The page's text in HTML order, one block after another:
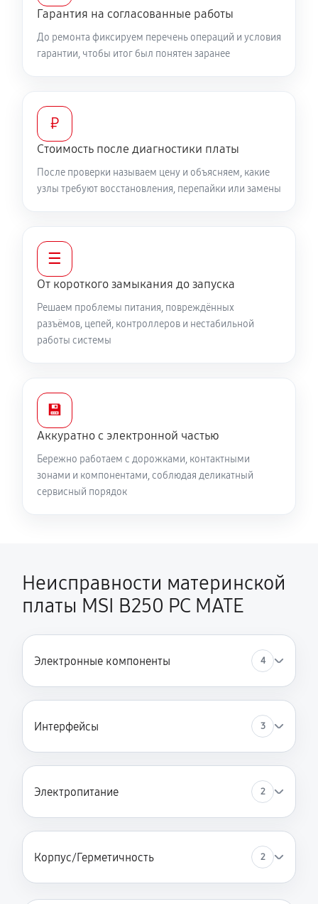
Гарантия на согласованные работы
До ремонта фиксируем перечень операций и условия
гарантии, чтобы итог был понятен заранее
₽
Стоимость после диагностики платы
После проверки называем цену и объясняем, какие
узлы требуют восстановления, перепайки или замены
☰
От короткого замыкания до запуска
Решаем проблемы питания, повреждённых
разъёмов, цепей, контроллеров и нестабильной
работы системы
💾
Аккуратно с электронной частью
Бережно работаем с дорожками, контактными
зонами и компонентами, соблюдая деликатный
сервисный порядок
Неисправности материнской
платы MSI B250 PC MATE
Электронные компоненты 4
Интерфейсы 3
Электропитание 2
Корпус/Герметичность 2